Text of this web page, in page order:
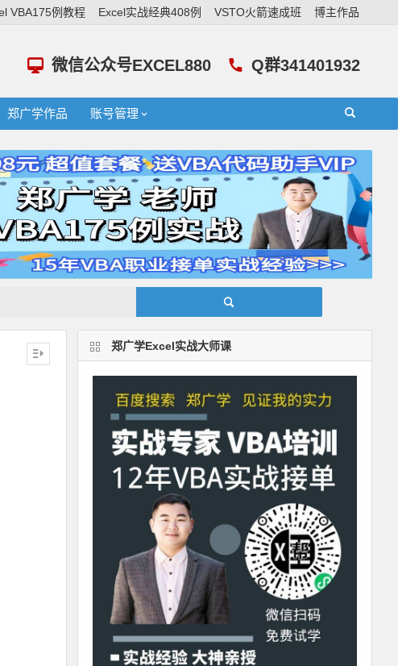
VBA175例教程 Excel实战经典408例 VSTO火箭速成班 博主作品
Q群341401932
微信公众号EXCEL880
郑广学作品 账号管理
郑广学Excel实战大师课